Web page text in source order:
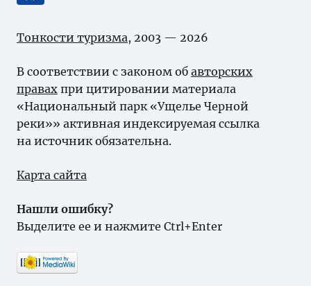
Тонкости туризма, 2003 — 2026
В соответствии с законом об авторских
правах при цитировании материала
«Национальный парк «Ущелье Черной
реки»» активная индексируемая ссылка
на источник обязательна.
Карта сайта
Нашли ошибку?
Выделите ее и нажмите Ctrl+Enter